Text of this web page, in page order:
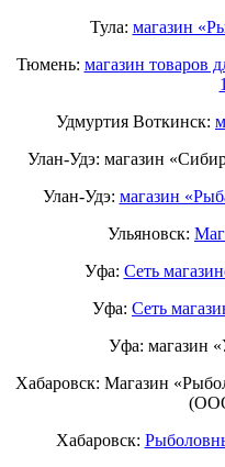
Тула: магазин
Тюмень: магазин товаров
Удмуртия Воткинск:
Улан-Удэ: магазин
Улан-Удэ: магазин
Ульяновск:
Уфа: Сеть
Уфа: Сеть
Уфа: магазин
Хабаровск: Магазин
Хабаровск: